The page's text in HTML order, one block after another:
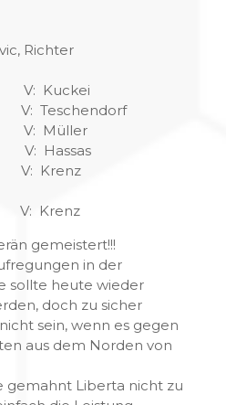
Richter
Kuckei
V: Müller
Hassas
Krenz
V: Krenz
gemeistert!!!
in der
sollte heute wieder
doch zu sicher
sein, wenn es gegen
aus dem Norden von
gemahnt Liberta nicht zu